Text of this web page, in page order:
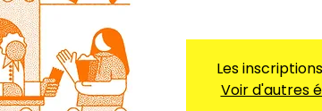
Les
Voir d'autres